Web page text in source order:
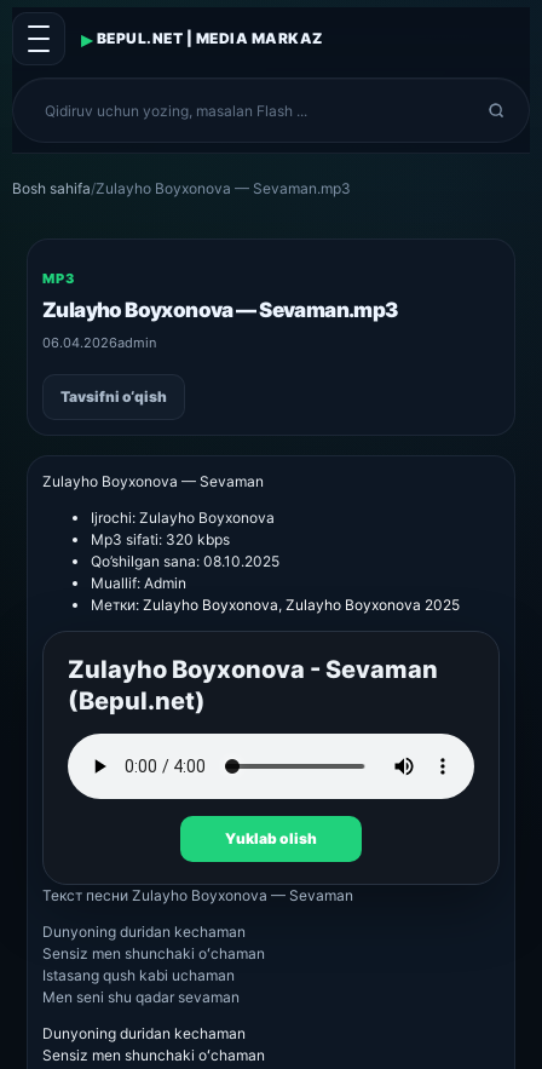
▸ BEPUL.NET | MEDIA MARKAZ
Bosh sahifa/Zulayho Boyxonova — Sevaman.mp3
MP3
Zulayho Boyxonova — Sevaman.mp3
06.04.2026admin
Tavsifni o‘qish
Zulayho Boyxonova — Sevaman
Ijrochi: Zulayho Boyxonova
Mp3 sifati: 320 kbps
Qo’shilgan sana: 08.10.2025
Muallif: Admin
Метки: Zulayho Boyxonova, Zulayho Boyxonova 2025
Zulayho Boyxonova - Sevaman
(Bepul.net)
Yuklab olish
Текст песни Zulayho Boyxonova — Sevaman
Dunyoning duridan kechaman
Sensiz men shunchaki oʻchaman
Istasang qush kabi uchaman
Men seni shu qadar sevaman
Dunyoning duridan kechaman
Sensiz men shunchaki oʻchaman